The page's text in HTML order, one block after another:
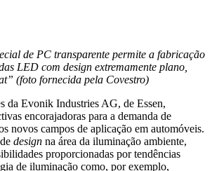
de PC transparente permite a fabricação
LED com design extremamente plano,
(foto fornecida pela Covestro)
da Evonik Industries AG, de Essen,
encorajadoras para a demanda de
novos campos de aplicação em automóveis.
design na área da iluminação ambiente,
proporcionadas por tendências
de iluminação como, por exemplo,